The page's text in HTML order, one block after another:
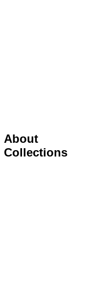
About
Collections